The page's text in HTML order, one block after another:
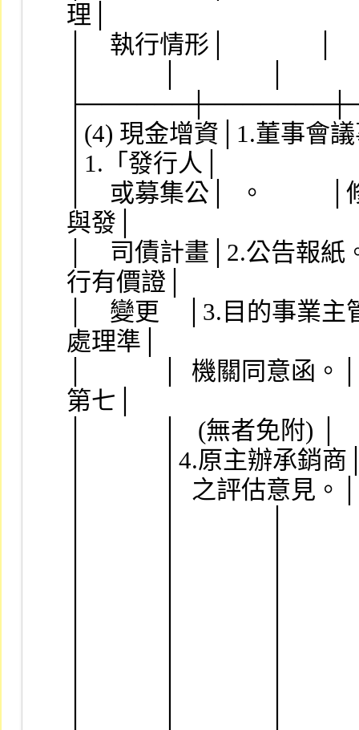
理│
│    執行情形│              │
│(4) 現金增資│1.董事會
│1.「發行人│
│    或募集公│  。
與發│
│    司債計畫│2.公告報
行有價證│
│    變更    │3.目的事業
處理準│
│            │  機關同意函
第七│
│            │   (無者免附) │
│            │4.原主辦承銷
│            │  之評估意見